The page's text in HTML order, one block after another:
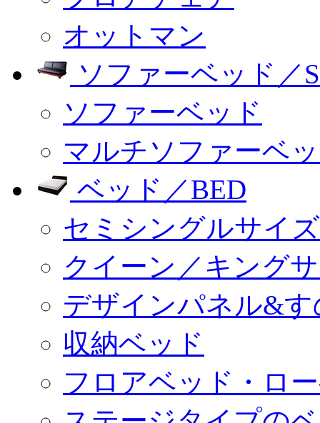
オットマン
ソファーベッド／
ソファーベッド
マルチソファーベ
ベッド／BED
セミシングルサイ
クイーン／キング
デザインパネル&
収納ベッド
フロアベッド・ロ